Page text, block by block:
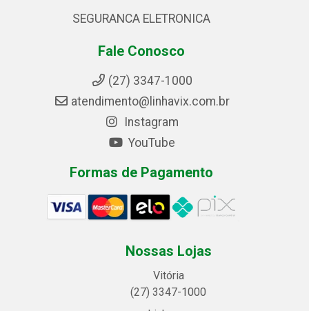
SEGURANCA ELETRONICA
Fale Conosco
(27) 3347-1000
atendimento@linhavix.com.br
Instagram
YouTube
Formas de Pagamento
Nossas Lojas
Vitória
(27) 3347-1000